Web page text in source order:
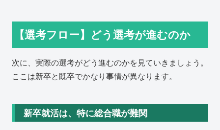
【選考フロー】どう選考が進むのか
次に、実際の選考がどう進むのかを見ていきましょう。
ここは新卒と既卒でかなり事情が異なります。
新卒就活は、特に総合職が難関